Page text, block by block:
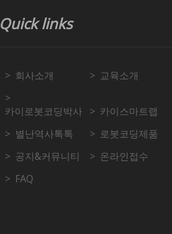
Quick links
회사소개 교육소개
카이로봇코딩박사
카이스마트랩
별난역사톡톡
로봇코딩제품
공지&커뮤니티
온라인접수
FAQ